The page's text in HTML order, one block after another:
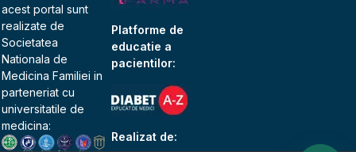
acest portal sunt
realizate de
Societatea
Nationala de
Medicina Familiei in
parteneriat cu
universitatile de
medicina:
Platforme de
educatie a
pacientilor:
Realizat de: